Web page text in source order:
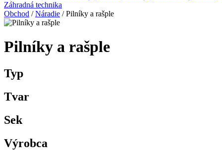
Záhradná technika
Obchod /Náradie / Pilníky a rašple
Pilníky a rašple
Typ
Tvar
Sek
Výrobca